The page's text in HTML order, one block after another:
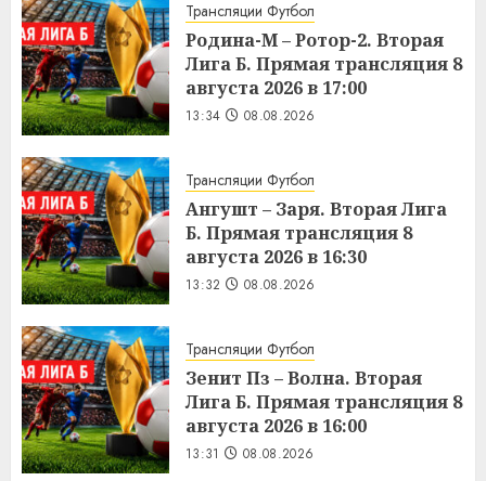
Трансляции Футбол
Родина-М – Ротор-2. Вторая
Лига Б. Прямая трансляция 8
августа 2026 в 17:00
13:34 08.08.2026
Трансляции Футбол
Ангушт – Заря. Вторая Лига
Б. Прямая трансляция 8
августа 2026 в 16:30
13:32 08.08.2026
Трансляции Футбол
Зенит Пз – Волна. Вторая
Лига Б. Прямая трансляция 8
августа 2026 в 16:00
13:31 08.08.2026